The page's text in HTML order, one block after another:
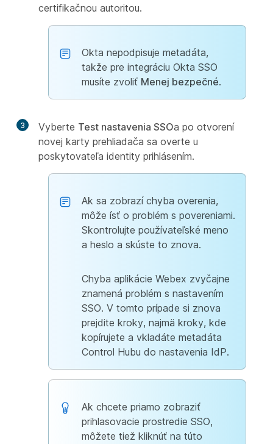
certifikačnou autoritou.
Okta nepodpisuje metadáta,
takže pre integráciu Okta SSO
musíte zvoliť Menej bezpečné.
3 Vyberte Test nastavenia SSOa po otvorení
novej karty prehliadača sa overte u
poskytovateľa identity prihlásením.
Ak sa zobrazí chyba overenia,
môže ísť o problém s povereniami.
Skontrolujte používateľské meno
a heslo a skúste to znova.
Chyba aplikácie Webex zvyčajne
znamená problém s nastavením
SSO. V tomto prípade si znova
prejdite kroky, najmä kroky, kde
kopírujete a vkladáte metadáta
Control Hubu do nastavenia IdP.
Ak chcete priamo zobraziť
prihlasovacie prostredie SSO,
môžete tiež kliknúť na túto